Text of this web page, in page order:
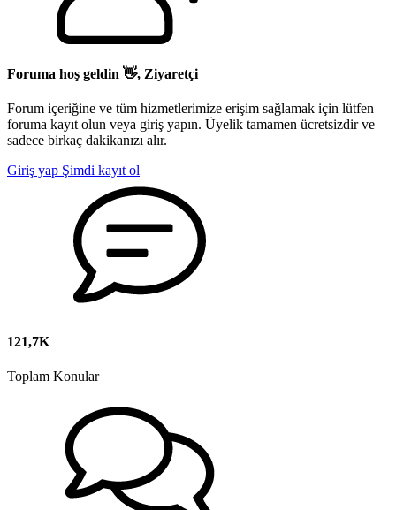
Foruma hoş geldin 👋, Ziyaretçi
Forum içeriğine ve tüm hizmetlerimize erişim sağlamak için lütfen
foruma kayıt olun veya giriş yapın. Üyelik tamamen ücretsizdir ve
sadece birkaç dakikanızı alır.
Giriş yap Şimdi kayıt ol
121,7K
Toplam Konular